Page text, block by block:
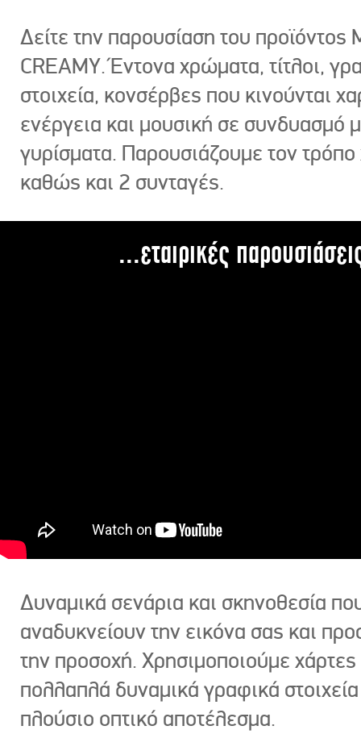
Δείτε την παρουσίαση του προϊόντος
CREAMY. Έντονα χρώματα, τίτλοι,
στοιχεία, κονσέρβες που κινούνται
ενέργεια και μουσική σε συνδυασμό
γυρίσματα. Παρουσιάζουμε τον
καθώς και 2 συνταγές.
...εταιρικές
Δυναμικά σενάρια και σκηνοθεσία
αναδυκνείουν την εικόνα σας και
την προσοχή. Χρησιμοποιούμε χάρτες
πολλαπλά δυναμικά γραφικά στοιχεία
πλούσιο οπτικό αποτέλεσμα.